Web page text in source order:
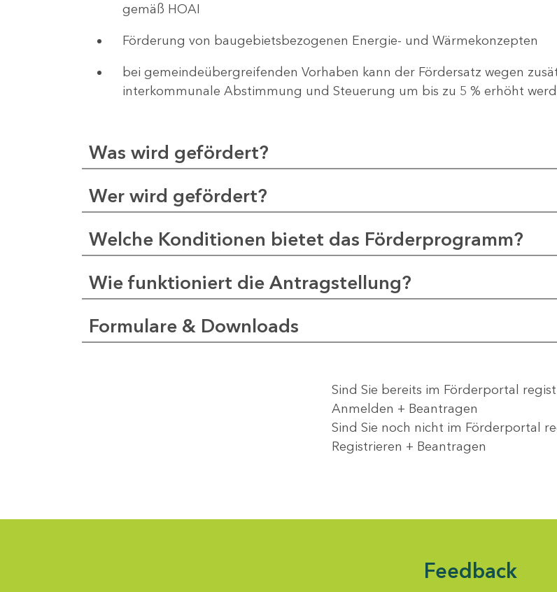
gemäß HOAI
Förderung von baugebietsbezogenen Energie- und Wärmekonzepten
bei gemeindeübergreifenden Vorhaben kann der Fördersatz wegen
interkommunale Abstimmung und Steuerung um bis zu 5 % erhöht
Was wird gefördert?
Wer wird gefördert?
Welche Konditionen bietet das Förderprogramm?
Wie funktioniert die Antragstellung?
Formulare & Downloads
Sind Sie bereits im Förderportal
Anmelden + Beantragen
Sind Sie noch nicht im Förderportal
Registrieren + Beantragen
Feedback